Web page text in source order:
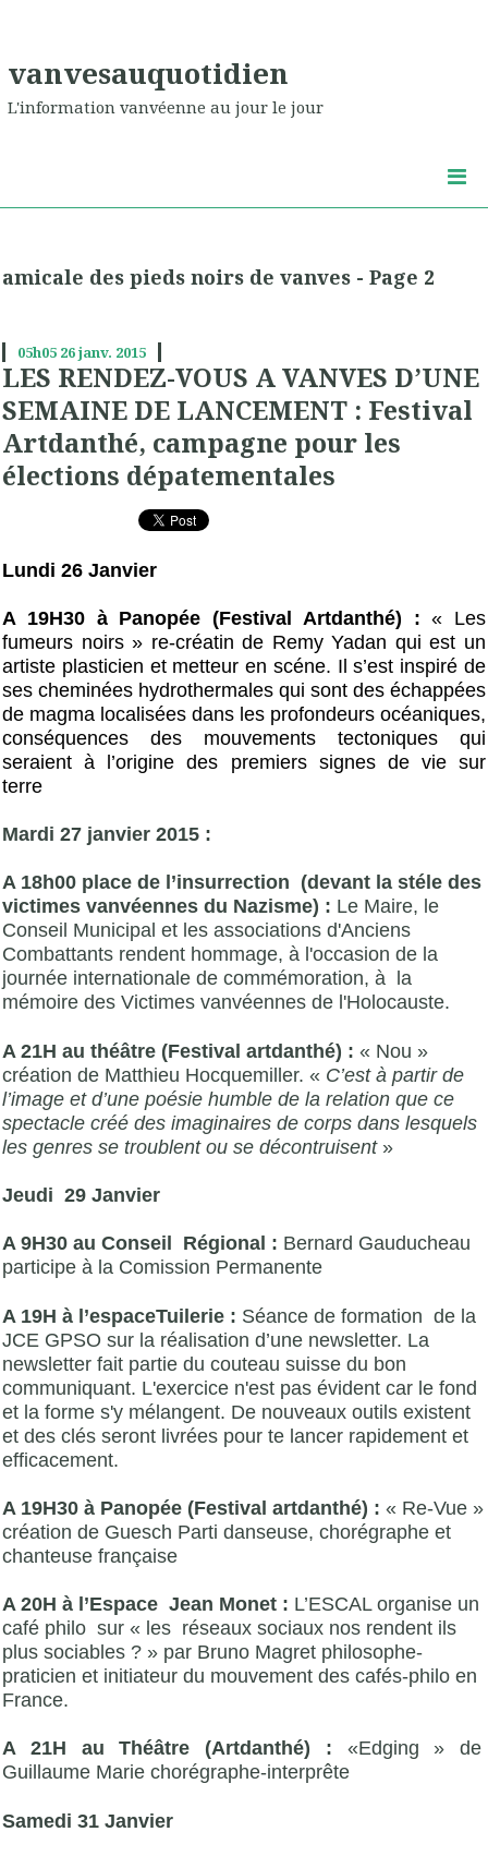
vanvesauquotidien
L'information vanvéenne au jour le jour
amicale des pieds noirs de vanves - Page 2
05h05 26janv. 2015
LES RENDEZ-VOUS A VANVES D’UNE
SEMAINE DE LANCEMENT : Festival
Artdanthé, campagne pour les
élections dépatementales
Lundi 26 Janvier
A 19H30 à Panopée (Festival Artdanthé) :« Les
fumeurs noirs » re-créatin de Remy Yadan qui est un
artiste plasticien et metteur en scéne. Il s’est inspiré de
ses cheminées hydrothermales qui sont des échappées
de magma localisées dans les profondeurs océaniques,
conséquences des mouvements tectoniques qui
seraient à l’origine des premiers signes de vie sur
terre
Mardi 27 janvier 2015 :
A 18h00 place de l’insurrection (devant la stéle des
victimes vanvéennes du Nazisme) : Le Maire, le
Conseil Municipal et les associations d'Anciens
Combattants rendent hommage, à l'occasion de la
journée internationale de commémoration, à la
mémoire des Victimes vanvéennes de l'Holocauste.
A 21H au théâtre (Festival artdanthé) : « Nou »
création de Matthieu Hocquemiller. « C’est à partir de
l’image et d’une poésie humble de la relation que ce
spectacle créé des imaginaires de corps dans lesquels
les genres se troublent ou se décontruisent»
Jeudi 29 Janvier
A 9H30 au Conseil Régional : Bernard Gauducheau
participe à la Comission Permanente
A 19H à l’espaceTuilerie : Séance de formation de la
JCE GPSO sur la réalisation d’une newsletter. La
newsletter fait partie du couteau suisse du bon
communiquant. L'exercice n'est pas évident car le fond
et la forme s'y mélangent. De nouveaux outils existent
et des clés seront livrées pour te lancer rapidement et
efficacement.
A 19H30 à Panopée (Festival artdanthé) : « Re-Vue »
création de Guesch Parti danseuse, chorégraphe et
chanteuse française
A 20H à l’Espace Jean Monet : L’ESCAL organise un
café philo sur « les réseaux sociaux nos rendent ils
plus sociables ? » par Bruno Magret philosophe-
praticien et initiateur du mouvement des cafés-philo en
France.
A 21H au Théâtre (Artdanthé) : «Edging » de
Guillaume Marie chorégraphe-interprête
Samedi 31 Janvier